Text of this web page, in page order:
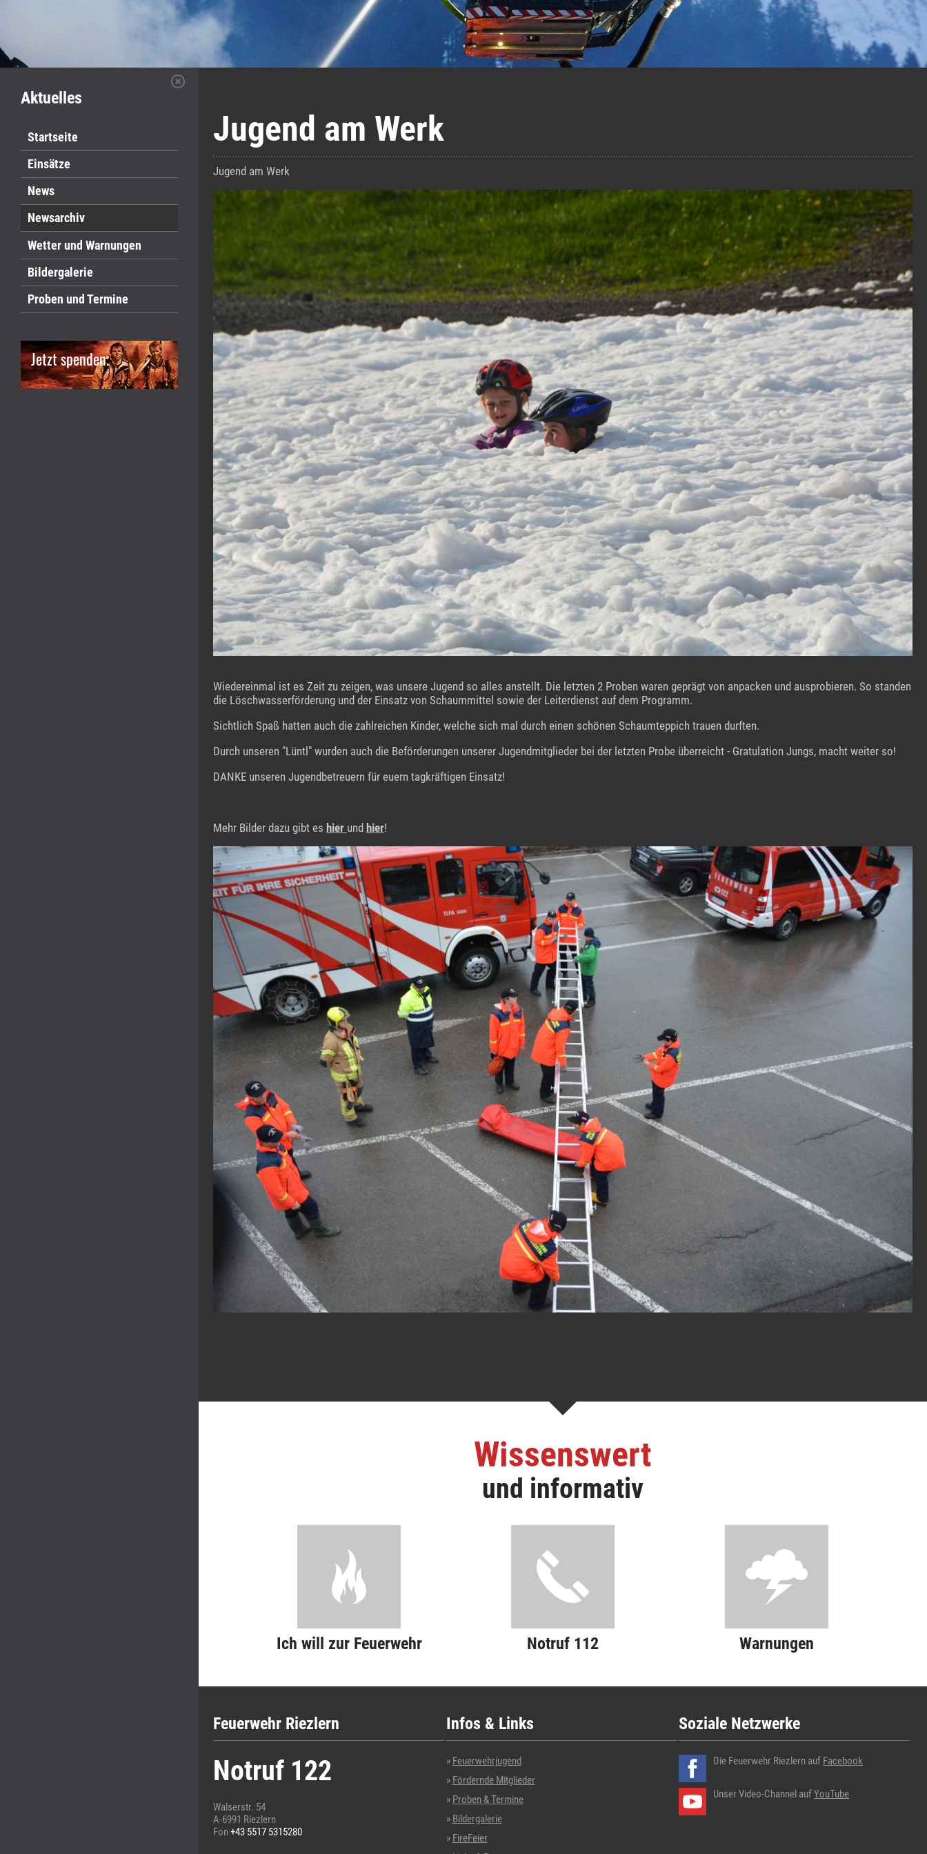
Aktuelles
Startseite
Einsätze
News
Newsarchiv
Wetter und Warnungen
Bildergalerie
Proben und Termine
Jetzt spenden.
Jugend am Werk
Jugend am Werk
Wiedereinmal ist es Zeit zu zeigen, was unsere Jugend so alles anstellt. Die letzten 2 Proben waren geprägt von anpacken und ausprobieren. So standen
die Löschwasserförderung und der Einsatz von Schaummittel sowie der Leiterdienst auf dem Programm.
Sichtlich Spaß hatten auch die zahlreichen Kinder, welche sich mal durch einen schönen Schaumteppich trauen durften.
Durch unseren "Lüntl" wurden auch die Beförderungen unserer Jugendmitglieder bei der letzten Probe überreicht - Gratulation Jungs, macht weiter so!
DANKE unseren Jugendbetreuern für euern tagkräftigen Einsatz!
Mehr Bilder dazu gibt es hier und hier!
Wissenswert
und informativ
Ich will zur Feuerwehr Notruf 112 Warnungen
Feuerwehr Riezlern
Notruf 122
Walserstr. 54
A-6991 Riezlern
Fon+43 5517 5315280
Infos & Links
Feuerwehrjugend
Fördernde Mitglieder
Proben & Termine
Bildergalerie
FireFeier
Soziale Netzwerke
Die Feuerwehr Riezlern auf Facebook
Unser Video-Channel aufYouTube